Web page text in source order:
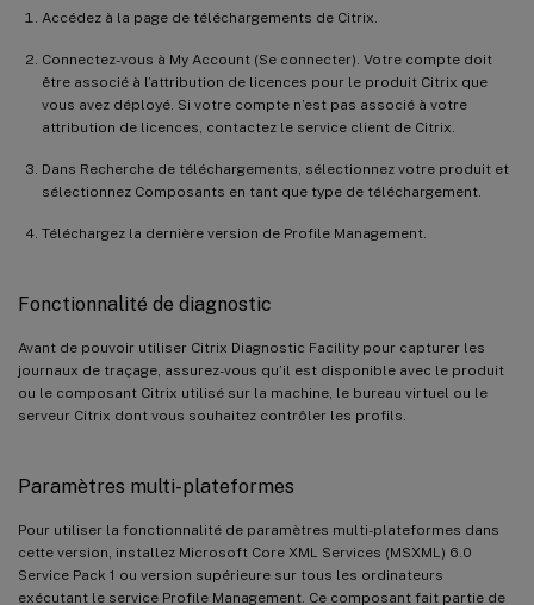
Accédez à la page de téléchargements de Citrix.
Connectez-vous à My Account (Se connecter). Votre compte doit
être associé à l’attribution de licences pour le produit Citrix que
vous avez déployé. Si votre compte n’est pas associé à votre
attribution de licences, contactez le service client de Citrix.
Dans Recherche de téléchargements, sélectionnez votre produit et
sélectionnez Composants en tant que type de téléchargement.
Téléchargez la dernière version de Profile Management.
Fonctionnalité de diagnostic
Avant de pouvoir utiliser Citrix Diagnostic Facility pour capturer les
journaux de traçage, assurez-vous qu’il est disponible avec le produit
ou le composant Citrix utilisé sur la machine, le bureau virtuel ou le
serveur Citrix dont vous souhaitez contrôler les profils.
Paramètres multi-plateformes
Pour utiliser la fonctionnalité de paramètres multi-plateformes dans
cette version, installez Microsoft Core XML Services (MSXML) 6.0
Service Pack 1 ou version supérieure sur tous les ordinateurs
exécutant le service Profile Management. Ce composant fait partie de